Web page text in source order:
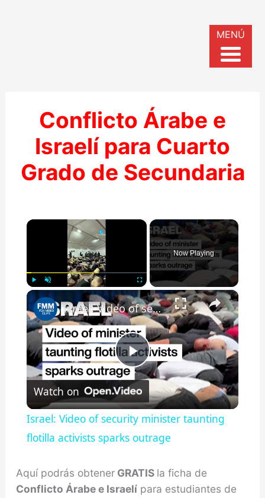
Conflicto Árabe e
Israelí para Cuarto
Grado de Secundaria
×
Fullscreen
Now Playing
×
Play
Video
Israel: Video of security minister taunting flotilla activists sparks outrage
Watch on
Israel: Video of security minister taunting
flotilla activists sparks outrage
Aquí podrás obtenerGRATIS la ficha de
Conflicto Árabe e Israelípara estudiantes de
MENÚ